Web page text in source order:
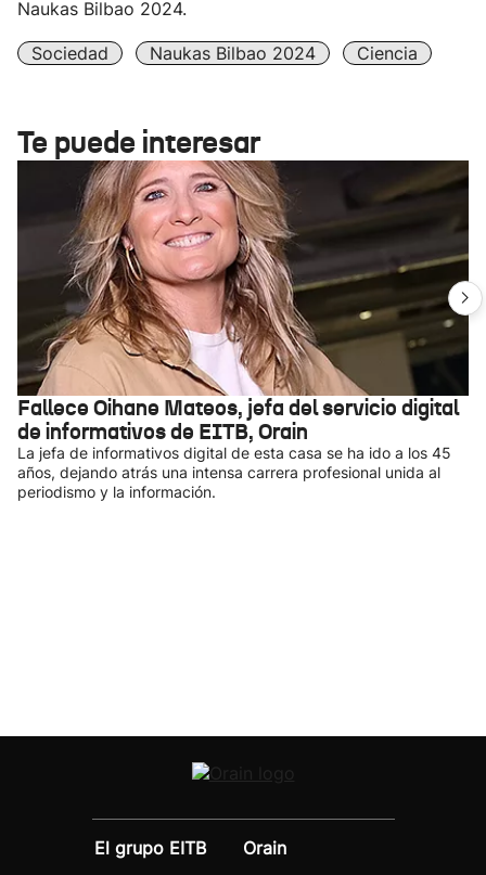
Naukas Bilbao 2024.
Sociedad Naukas Bilbao 2024 Ciencia
Te puede interesar
Fallece Oihane Mateos, jefa del servicio digital
de informativos de EITB, Orain
La jefa de informativos digital de esta casa se ha ido a los 45
años, dejando atrás una intensa carrera profesional unida al
periodismo y la información.
El grupo EITB
Orain